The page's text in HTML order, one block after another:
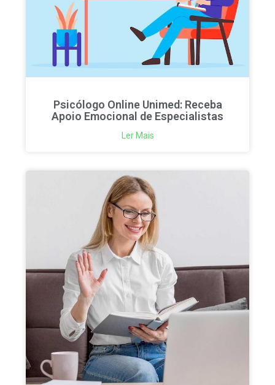
Psicólogo Online Unimed: Receba
Apoio Emocional de Especialistas
Ler Mais